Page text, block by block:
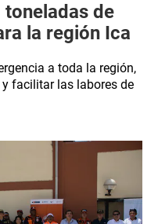
toneladas de
la región Ica
a toda la región,
facilitar las labores de